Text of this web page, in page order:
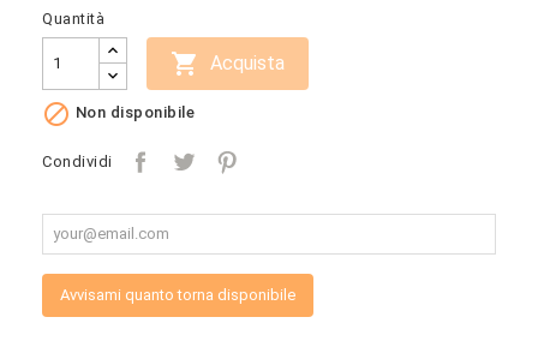
Quantità
 Acquista
 Non disponibile
Condividi
Avvisami quanto torna disponibile